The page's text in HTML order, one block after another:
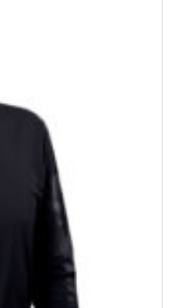
FULLSTACK WЕB
DEVELOPЕR